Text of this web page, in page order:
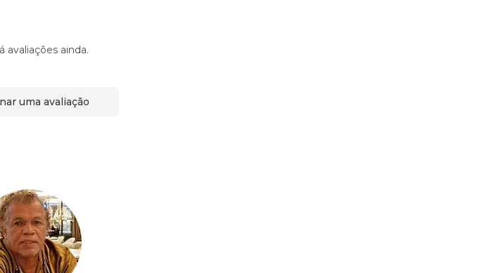
avaliações ainda.
uma avaliação